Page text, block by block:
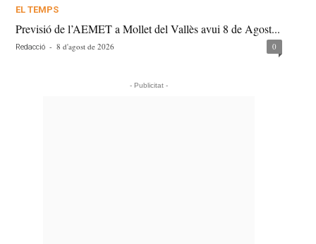
EL TEMPS
Previsió de l’AEMET a Mollet del Vallès avui 8 de Agost...
Redacció - 8 d'agost de 2026 0
- Publicitat -